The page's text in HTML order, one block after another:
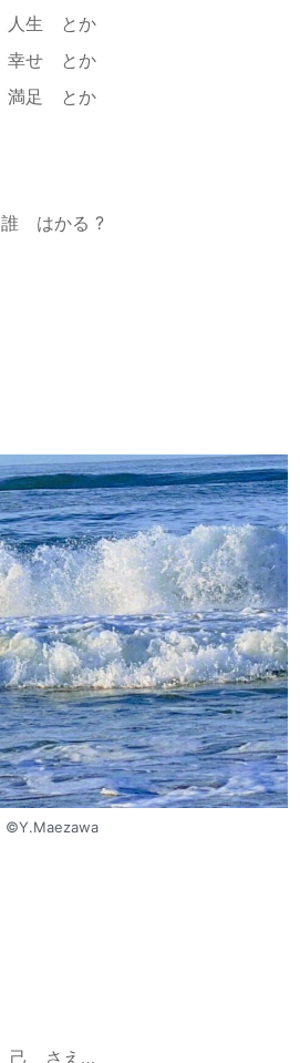
人生 とか
幸せ とか
満足 とか
誰 はかる ?
©︎Y.Maezawa
己 さえ…